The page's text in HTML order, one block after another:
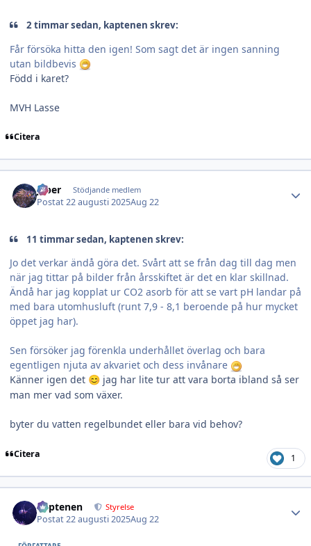
2 timmar sedan, kaptenen skrev:
Får försöka hitta den igen! Som sagt det är ingen sanning
utan bildbevis
Född i karet?
MVH Lasse
Citera
jeber Stödjande medlem
Postat22 augusti 2025Aug 22
11 timmar sedan, kaptenen skrev:
Jo det verkar ändå göra det. Svårt att se från dag till dag men
när jag tittar på bilder från årsskiftet är det en klar skillnad.
Ändå har jag kopplat ur CO2 asorb för att se vart pH landar på
med bara utomhusluft (runt 7,9 - 8,1 beroende på hur mycket
öppet jag har).
Sen försöker jag förenkla underhållet överlag och bara
egentligen njuta av akvariet och dess invånare
Känner igen det 😊 jag har lite tur att vara borta ibland så ser
man mer vad som växer.
byter du vatten regelbundet eller bara vid behov?
Citera 1
kaptenen Styrelse
Postat22 augusti 2025Aug 22